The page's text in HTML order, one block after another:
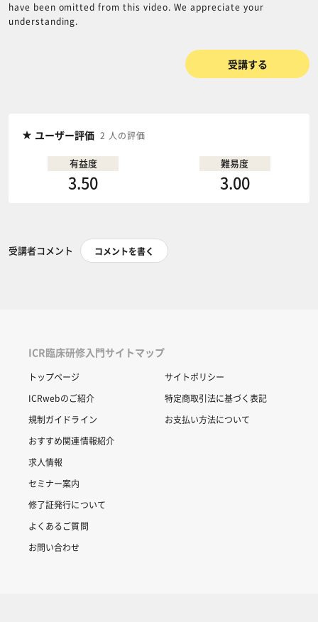
have been omitted from this video. We appreciate your
understanding.
受講する
ユーザー評価 2 人の評価
有益度
3.50
難易度
3.00
受講者コメント コメントを書く
ICR臨床研修入門サイトマップ
トップページ
ICRwebのご紹介
規制ガイドライン
おすすめ関連情報紹介
求人情報
セミナー案内
修了証発行について
よくあるご質問
お問い合わせ
サイトポリシー
特定商取引法に基づく表記
お支払い方法について